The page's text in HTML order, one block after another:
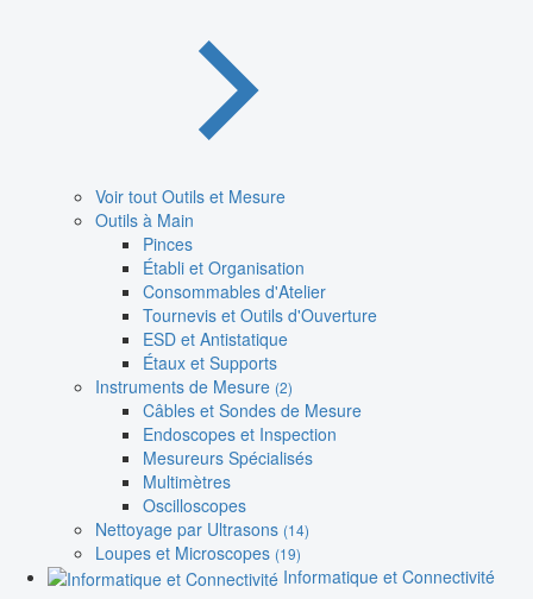
Voir tout Outils et Mesure
Outils à Main
Pinces
Établi et Organisation
Consommables d'Atelier
Tournevis et Outils d'Ouverture
ESD et Antistatique
Étaux et Supports
Instruments de Mesure (2)
Câbles et Sondes de Mesure
Endoscopes et Inspection
Mesureurs Spécialisés
Multimètres
Oscilloscopes
Nettoyage par Ultrasons (14)
Loupes et Microscopes (19)
Informatique et Connectivité